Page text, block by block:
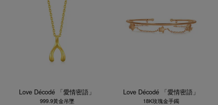
Love Décodé 「愛情密語」
999.9黃金吊墜
Love Décodé 「愛情密語」
18K玫瑰金手鐲